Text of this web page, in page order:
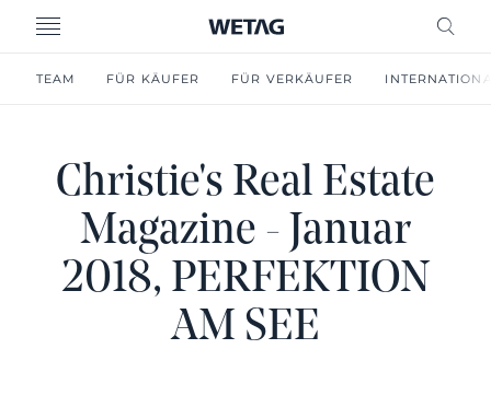
MENU
TEAM FÜR KÄUFER FÜR VERKÄUFER
Christie's Real Estate
Magazine - Januar
2018, PERFEKTION
AM SEE